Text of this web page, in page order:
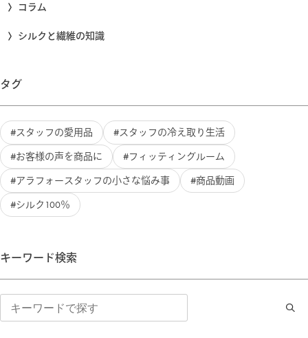
コラム
シルクと繊維の知識
タグ
スタッフの愛用品 スタッフの冷え取り生活
お客様の声を商品に フィッティングルーム
アラフォースタッフの小さな悩み事 商品動画
シルク100％
キーワード検索
索